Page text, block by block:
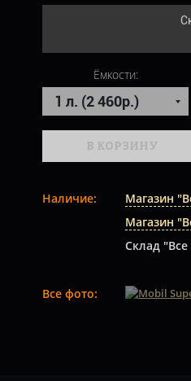
Ёмкости:
В КОРЗИНУ
Наличие: Магазин
Магазин
Склад
Все фото: